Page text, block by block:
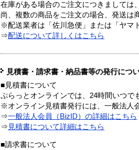
在庫がある場合のご注文につきましては
尚、複数の商品をご注文の場合、発送は
※配送業者は「佐川急便」または「ヤマ
⇒配送について詳しくはこちら
見積書・請求書・納品書等の発行につ
■見積書について
ぷらっとオンラインでは、24時間いつで
※オンライン見積書発行には、一般法人
⇒一般法人会員（BizID）の詳細はこちら
⇒ 見積書について詳細はこちら
■請求書について